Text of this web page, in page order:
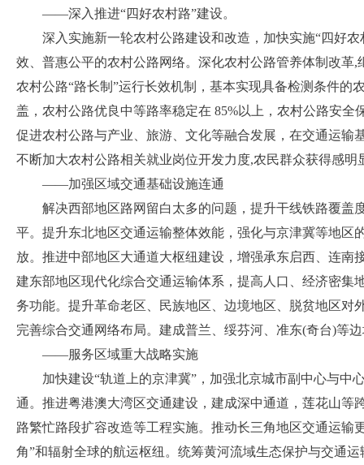
——深入推进“四好农村路”建设。
深入实施新一轮农村公路建设和改造， 加快实施“四好农
效、普惠公平的农村公路网络。深化农村公路管养体制改革,
农村公路“路长制”运行长效机制，基本实现具备检测条件的
盖，农村公路优良中等路率稳定在 85%以上，农村公路安全
促进农村公路与产业、旅游、文化等融合发展， 在交通运输
不断加大农村公路相关就业岗位开发力度,农民群众获得感明
——加强区域交通基础设施连通
解决西部地区路网留白太多的问题，提升干线铁路覆盖
平。提升东北地区交通运输整体效能，强化与京津冀等地区
放。推进中部地区大通道大枢纽建设，增强承东启西、连南
建东部地区现代化综合交通运输体系，提高人口、经济密集
务功能。提升革命老区、民族地区、边境地区、脱贫地区对
完善综合交通网络布局。建成普兰、绥芬河、准东(奇台)等
——服务区域重大战略实施
加快建设“轨道上的京津冀”， 加强北京城市副中心与中
通。推进粤港澳大湾区交通建设，建成深中通道，莲花山等
路繁忙路段扩容改造等工程实施。推动长三角地区交通运输
角”和辐射全球的航运枢纽。统筹黄河流域生态保护与交通